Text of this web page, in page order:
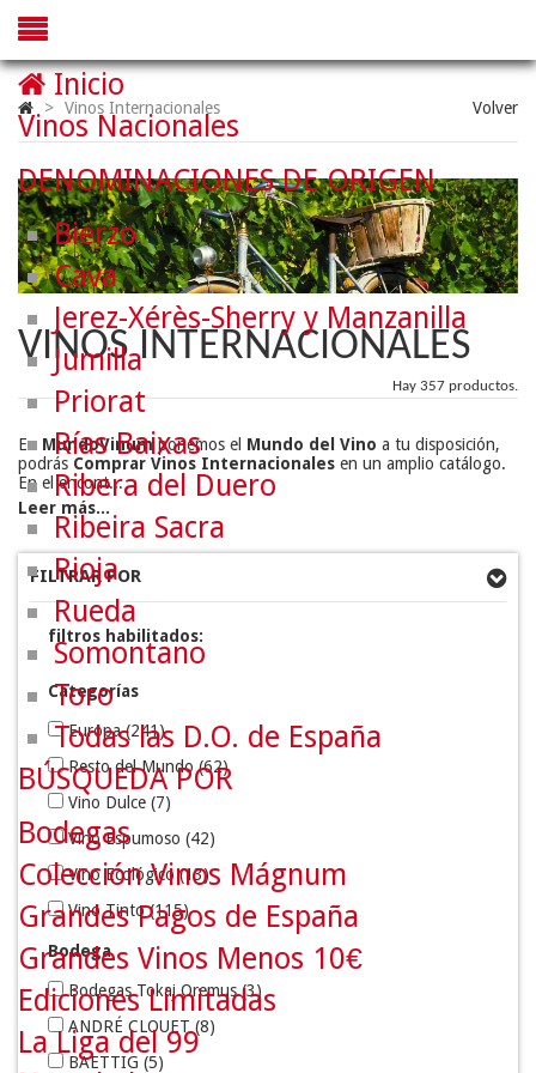
> Vinos Internacionales Volver
VINOS INTERNACIONALES
Hay 357 productos.
En MundoVinum ponemos el Mundo del Vino a tu disposición,
podrás Comprar Vinos Internacionales en un amplio catálogo.
En el encont...
Leer más...
FILTRAR POR
filtros habilitados:
Categorías
Europa(241)
Resto del Mundo(62)
Vino Dulce (7)
Vino Espumoso (42)
Vino Ecológico(13)
Vino Tinto(115)
Vino Blanco(75)
Vino Rosado(1)
KIMBERLY JONES SELECTIONS
Europa-Francia(236)
Bodega
Bodegas Tokaj Oremus(3)
ANDRÉ CLOUET(8)
BAETTIG (5)
Inicio
Vinos Nacionales
DENOMINACIONES DE ORIGEN
Bierzo
Cava
Jerez-Xérès-Sherry y Manzanilla
Jumilla
Priorat
Rías Baixas
Ribera del Duero
Ribeira Sacra
Rioja
Rueda
Somontano
Toro
Todas las D.O. de España
BÚSQUEDA POR
Bodegas
Colección Vinos Mágnum
Grandes Pagos de España
Grandes Vinos Menos 10€
Ediciones Limitadas
La Liga del 99